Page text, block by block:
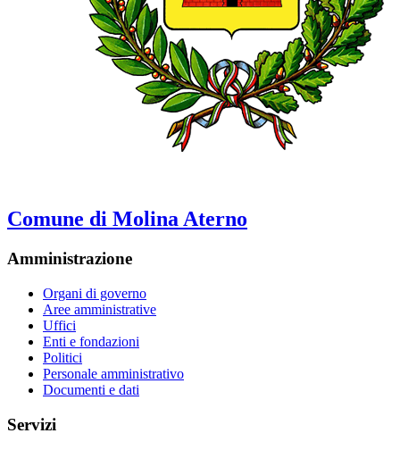
Comune di Molina Aterno
Amministrazione
Organi di governo
Aree amministrative
Uffici
Enti e fondazioni
Politici
Personale amministrativo
Documenti e dati
Servizi